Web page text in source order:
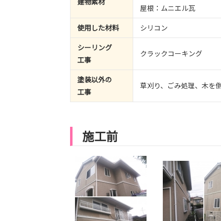
屋根：ムニエル瓦
使用した材料
シリコン
シーリング
工事
クラックコーキング
塗装以外の
工事
草刈り、ごみ処理、木を
施工前